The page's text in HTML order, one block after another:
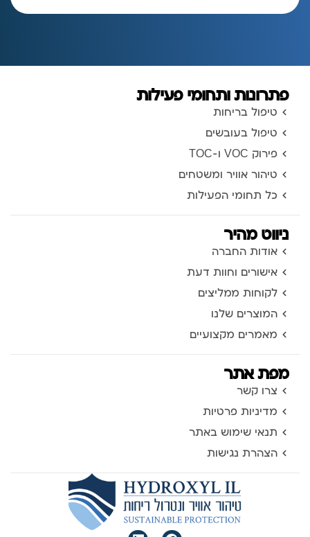
פתרונות ותחומי פעילות
טיפול בריחות
טיפול בעובשים
פירוק VOC ו-TOC
טיהור אוויר ומשטחים
כל תחומי הפעילות
ניווט מהיר
אודות החברה
אישורים וחוות דעת
לקוחות ממליצים
המוצרים שלנו
מאמרים מקצועיים
מפת אתר
צרו קשר
מדיניות פרטיות
תנאי שימוש באתר
הצהרת נגישות